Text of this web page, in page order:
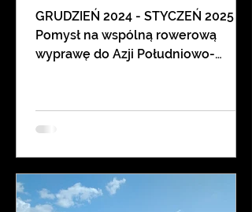
GRUDZIEŃ 2024 - STYCZEŃ 2025
Pomysł na wspólną rowerową
wyprawę do Azji Południowo-